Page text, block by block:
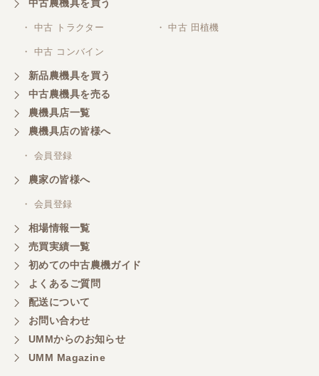
中古農機具を買う
・ 中古 トラクター ・ 中古 田植機
・ 中古 コンバイン
新品農機具を買う
中古農機具を売る
農機具店一覧
農機具店の皆様へ
・ 会員登録
農家の皆様へ
・ 会員登録
相場情報一覧
売買実績一覧
初めての中古農機ガイド
よくあるご質問
配送について
お問い合わせ
UMMからのお知らせ
UMM Magazine